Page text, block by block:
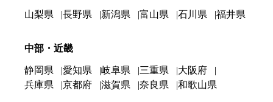
山梨県 長野県 新潟県 富山県 石川県 福井県
中部・近畿
静岡県 愛知県 岐阜県 三重県
大阪府
兵庫県
京都府 滋賀県 奈良県 和歌山県